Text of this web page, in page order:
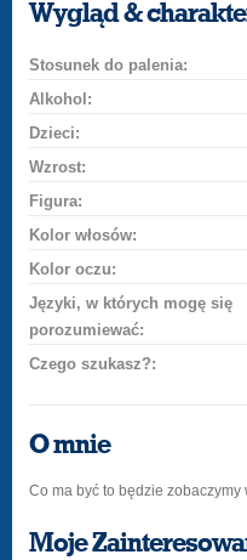
Wygląd &
Stosunek do palenia:
Alkohol:
Dzieci:
Wzrost:
Figura:
Kolor włosów:
Kolor oczu:
Języki, w których mogę się
porozumiewać:
Czego szukasz?:
O mnie
Co ma być to będzie zobaczymy
Moje